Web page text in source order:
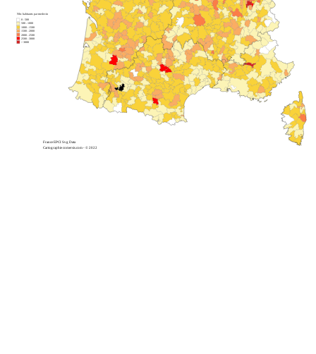
France EPCI Svg Data
Cartographie comersis.com - © 2022
Nbr. habitants par medecin
0 - 500
500 - 1000
1000 - 1500
1500 - 2000
2000 - 2500
2500 - 3000
> 3000